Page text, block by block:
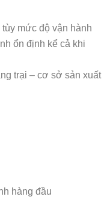
tùy mức độ vận hành
ổn định kể cả khi
trại – cơ sở sản xuất
hàng đầu